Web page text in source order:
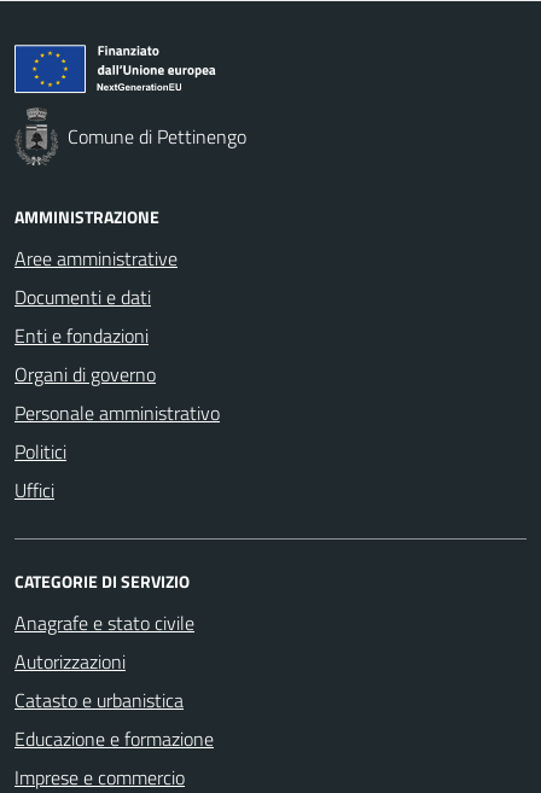
Comune di Pettinengo
AMMINISTRAZIONE
Aree amministrative
Documenti e dati
Enti e fondazioni
Organi di governo
Personale amministrativo
Politici
Uffici
CATEGORIE DI SERVIZIO
Anagrafe e stato civile
Autorizzazioni
Catasto e urbanistica
Educazione e formazione
Imprese e commercio